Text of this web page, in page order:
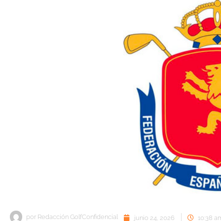
por Redacción GolfConfidencial junio 24, 2026 10:38